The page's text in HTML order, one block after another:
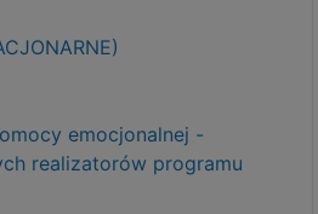
emocjonalnej -
realizatorów programu